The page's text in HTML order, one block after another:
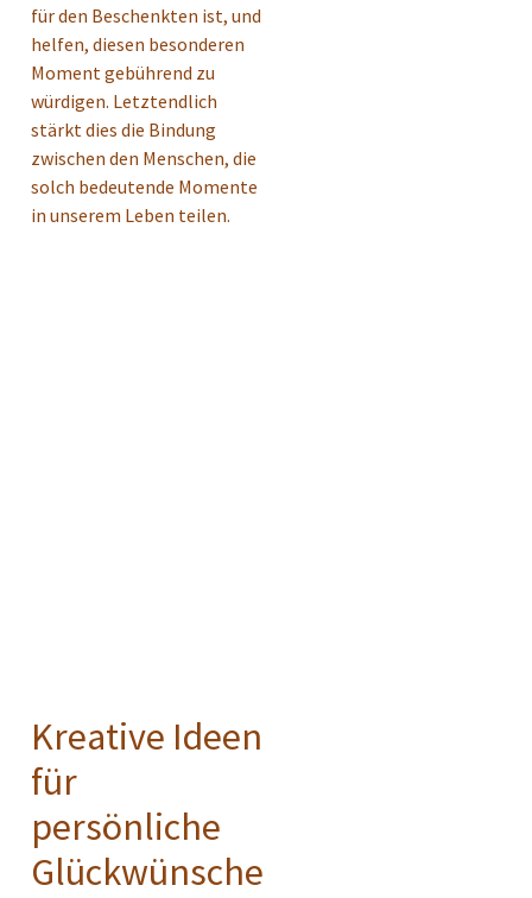
für den Beschenkten ist, und
helfen, diesen besonderen
Moment gebührend zu
würdigen. Letztendlich
stärkt dies die Bindung
zwischen den Menschen, die
solch bedeutende Momente
in unserem Leben teilen.
Kreative Ideen
für
persönliche
Glückwünsche